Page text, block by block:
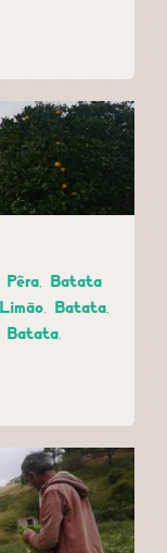
Pêra, Batata
Batata,
Batata,